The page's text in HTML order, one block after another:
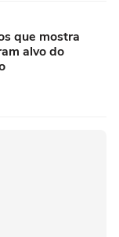
que mostra
alvo do